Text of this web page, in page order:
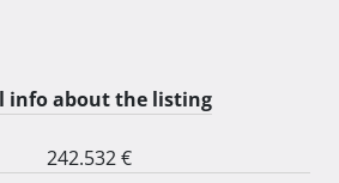
od mora i pješčane plaže,
sadržaja za ugodan i
plaža je pješčana i pogodna je
tako i za starije.
info about the listing
242.532 €